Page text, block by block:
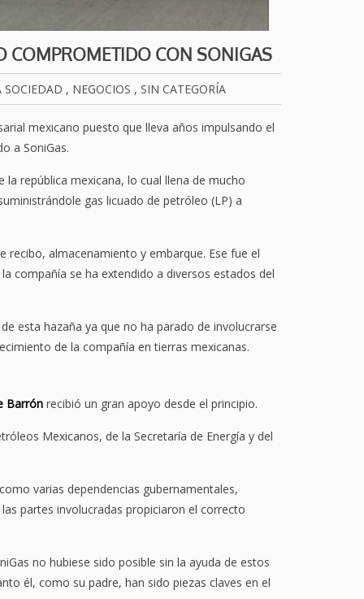
COMPROMETIDO CON SONIGAS
SOCIEDAD , NEGOCIOS , SIN CATEGORÍA
mexicano puesto que lleva años impulsando el
a SoniGas.
república mexicana, lo cual llena de mucho
gas licuado de petróleo (LP) a
recibo, almacenamiento y embarque. Ese fue el
compañía se ha extendido a diversos estados del
esta hazaña ya que no ha parado de involucrarse
de la compañía en tierras mexicanas.
Barrón recibió un gran apoyo desde el principio.
Mexicanos, de la Secretaría de Energía y del
varias dependencias gubernamentales,
partes involucradas propiciaron el correcto
no hubiese sido posible sin la ayuda de estos
él, como su padre, han sido piezas claves en el